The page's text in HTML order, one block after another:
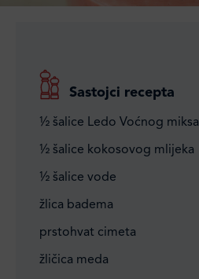
Sastojci recepta
½ šalice Ledo Voćnog miksa
½ šalice kokosovog mlijeka
½ šalice vode
žlica badema
prstohvat cimeta
žličica meda